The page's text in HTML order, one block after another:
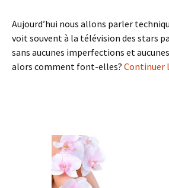
Aujourd’hui nous allons parler
voit souvent à la télévision des stars
sans aucunes imperfections et
alors comment font-elles? Continuer